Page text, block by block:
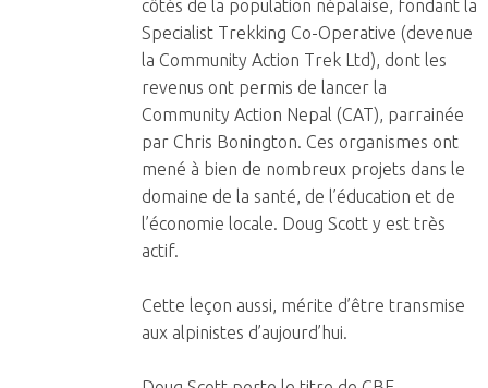
côtés de la population népalaise, fondant la
Specialist Trekking Co-Operative (devenue
la Community Action Trek Ltd), dont les
revenus ont permis de lancer la
Community Action Nepal (CAT), parrainée
par Chris Bonington. Ces organismes ont
mené à bien de nombreux projets dans le
domaine de la santé, de l’éducation et de
l’économie locale. Doug Scott y est très
actif.
Cette leçon aussi, mérite d’être transmise
aux alpinistes d’aujourd’hui.